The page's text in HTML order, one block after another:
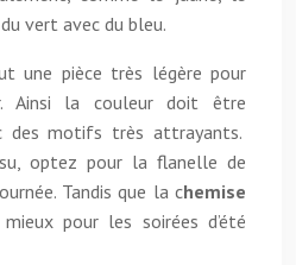
vert avec du bleu.
une pièce très légère pour
Ainsi la couleur doit être
des motifs très attrayants.
optez pour la flanelle de
Tandis que la chemise
mieux pour les soirées d’été